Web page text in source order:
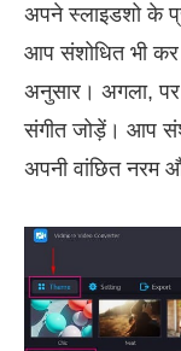
अपने स्लाइडशो के
आप संशोधित भी
अनुसार। अगला,
संगीत जोड़ें। आप
अपनी वांछित नरम